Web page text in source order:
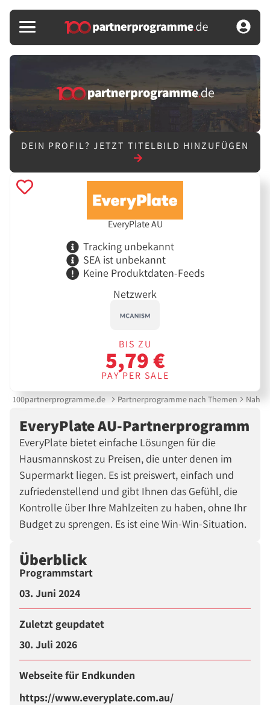
DEIN PROFIL? JETZT TITELBILD HINZUFÜGEN
EveryPlate AU
Tracking unbekannt
SEA ist unbekannt
Keine Produktdaten-Feeds
Netzwerk
BIS ZU
5,79 €
PAY PER SALE
100partnerprogramme.de Partnerprogramme nach Themen
EveryPlate AU-Partnerprogramm
EveryPlate bietet einfache Lösungen für die
Hausmannskost zu Preisen, die unter denen im
Supermarkt liegen. Es ist preiswert, einfach und
zufriedenstellend und gibt Ihnen das Gefühl, die
Kontrolle über Ihre Mahlzeiten zu haben, ohne Ihr
Budget zu sprengen. Es ist eine Win-Win-Situation.
Überblick
Programmstart
03. Juni 2024
Zuletzt geupdatet
30. Juli 2026
Webseite für Endkunden
https://www.everyplate.com.au/